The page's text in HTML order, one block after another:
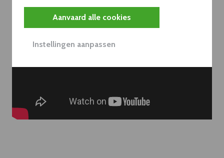
Aanvaard alle cookies
Instellingen aanpassen